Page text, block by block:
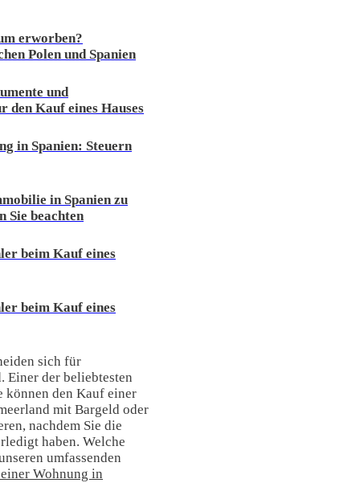
erworben?
Polen und Spanien
und
den Kauf eines Hauses
in Spanien: Steuern
in Spanien zu
Sie beachten
beim Kauf eines
beim Kauf eines
sich für
Einer der beliebtesten
können den Kauf einer
mit Bargeld oder
nachdem Sie die
haben. Welche
umfassenden
Wohnung in